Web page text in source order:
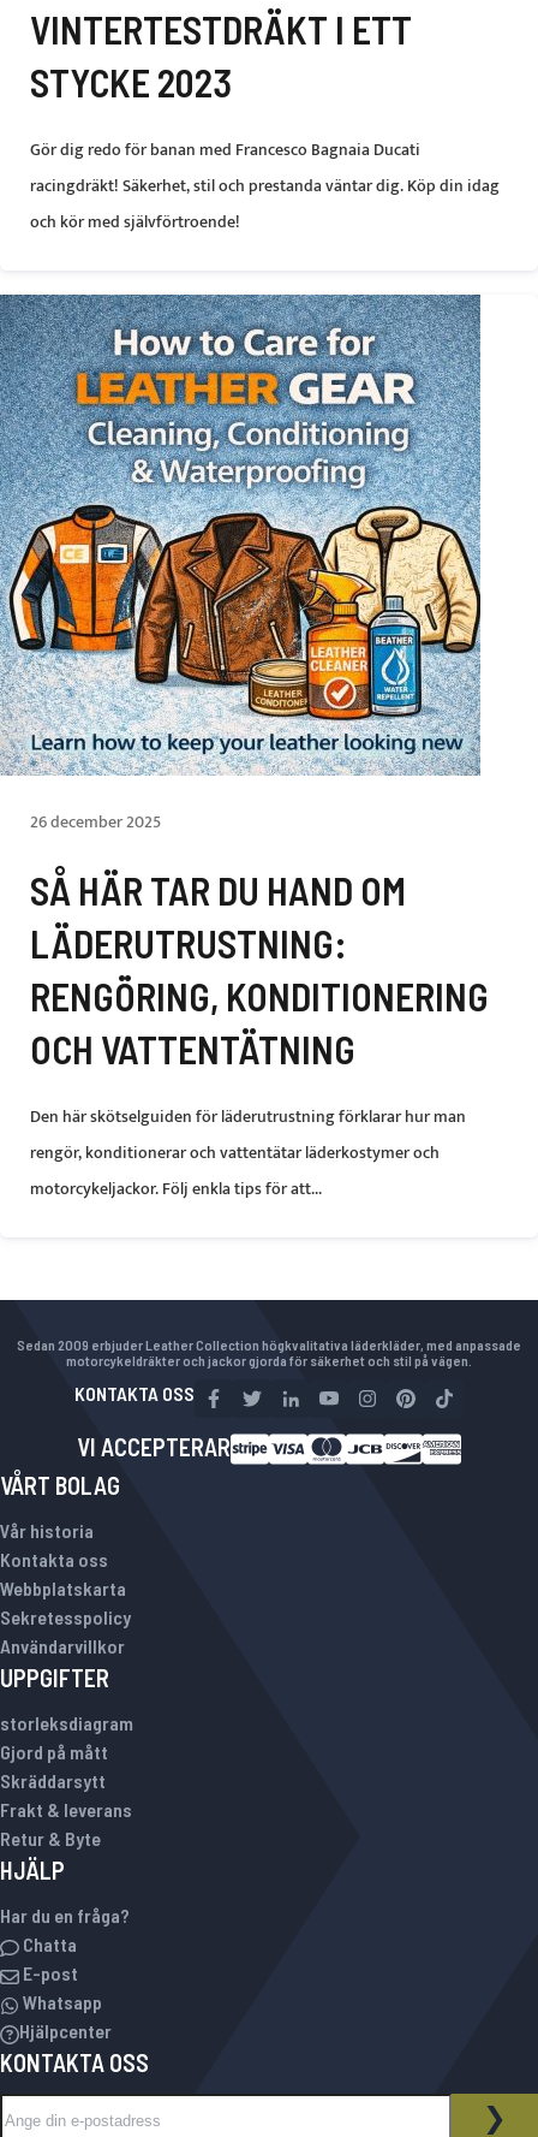
VINTERTESTDRÄKT I ETT
STYCKE 2023
Gör dig redo för banan med Francesco Bagnaia Ducati
racingdräkt! Säkerhet, stil och prestanda väntar dig. Köp din idag
och kör med självförtroende!
26 december 2025
SÅ HÄR TAR DU HAND OM
LÄDERUTRUSTNING:
RENGÖRING, KONDITIONERING
OCH VATTENTÄTNING
Den här skötselguiden för läderutrustning förklarar hur man
rengör, konditionerar och vattentätar läderkostymer och
motorcykeljackor. Följ enkla tips för att...
Sedan 2009 erbjuder Leather Collection högkvalitativa läderkläder, med anpassade
motorcykeldräkter och jackor gjorda för säkerhet och stil på vägen.
KONTAKTA OSS
VI ACCEPTERAR
VÅRT BOLAG
Vår historia
Kontakta oss
Webbplatskarta
Sekretesspolicy
Användarvillkor
UPPGIFTER
storleksdiagram
Gjord på mått
Skräddarsytt
Frakt & leverans
Retur & Byte
HJÄLP
Har du en fråga?
Chatta
E-post
Whatsapp
Hjälpcenter
KONTAKTA OSS
NYHETSBREV